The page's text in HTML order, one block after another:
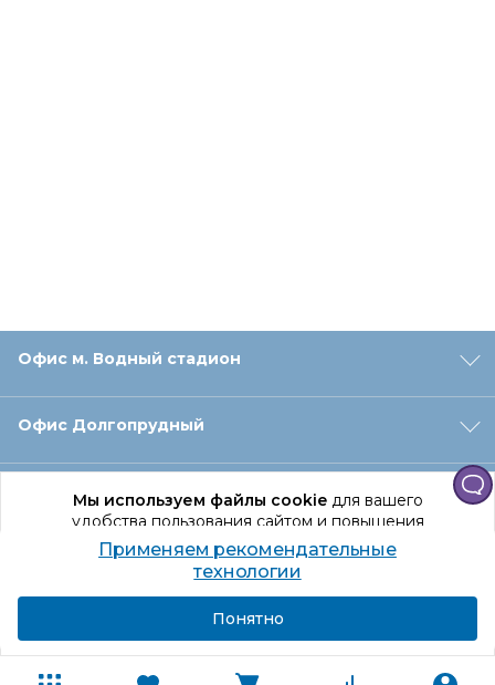
Мы используем файлы cookieдля вашего
удобства пользования сайтом и повышения
качества рекомендаций.
Продолжая использование сайта, вы даете
согласие на обработку персональных данных
Офис м. Водный стадион
Офис Долгопрудный
Офис Санкт‑Петербург
Оформление заказа
Применяем рекомендательные
технологии
Понятно